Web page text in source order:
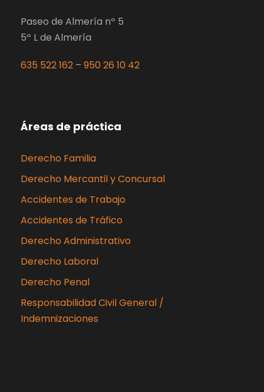
Paseo de Almería nº 5
5º L de Almería
635 522 162 – 950 26 10 42
Áreas de práctica
Derecho Familia
Derecho Mercantil y Concursal
Accidentes de Trabajo
Accidentes de Tráfico
Derecho Administrativo
Derecho Laboral
Derecho Penal
Responsabilidad Civil General /
Indemnizaciones